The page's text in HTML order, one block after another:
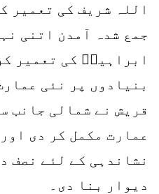
اللہ شریف کی تعمیر
جمع شدہ آمدن اتنی
ابراہیمؑ کی تعمیر
بنیادوں پر نئی
قریش نے شمالی جانب
عمارت مکمل کر دی
نشاندہی کے لئے نصف
دیوار بنا دی۔